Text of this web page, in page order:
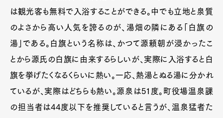
は観光客も無料で入浴することができる。中でも立地と泉質
のよさから高い人気を誇るのが、湯畑の隣にある「白旗の
湯」である。白旗という名称は、かつて源頼朝が浸かったこ
とから源氏の白旗に由来するらしいが、実際に入浴すると白
旗を挙げたくなるくらいに熱い。一応、熱湯とぬる湯に分かれ
ているが、実際はどちらも熱い。源泉は51度。町役場温泉課
の担当者は44度以下を推奨していると言うが、温泉猛者た